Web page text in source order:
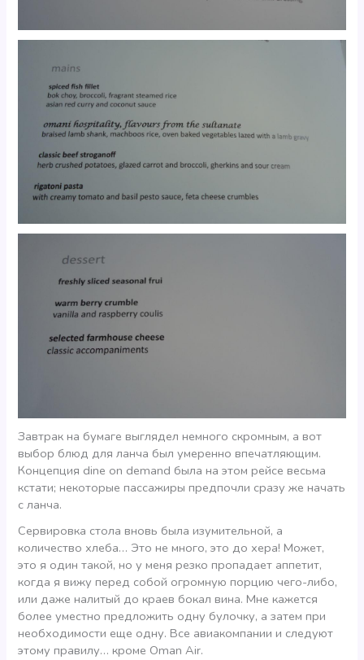
Завтрак на бумаге выглядел немного скромным, а вот
выбор блюд для ланча был умеренно впечатляющим.
Концепция dine on demand была на этом рейсе весьма
кстати; некоторые пассажиры предпочли сразу же начать
с ланча.
Сервировка стола вновь была изумительной, а
количество хлеба… Это не много, это до хера! Может,
это я один такой, но у меня резко пропадает аппетит,
когда я вижу перед собой огромную порцию чего-либо,
или даже налитый до краев бокал вина. Мне кажется
более уместно предложить одну булочку, а затем при
необходимости еще одну. Все авиакомпании и следуют
этому правилу… кроме Oman Air.